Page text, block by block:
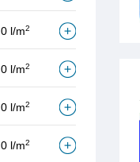
0 l/m2
0 l/m2
0 l/m2
0 l/m2